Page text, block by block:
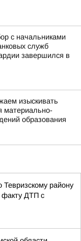
с начальниками
служб
завершился в
изыскивать
материально-
образования
району
факту ДТП с